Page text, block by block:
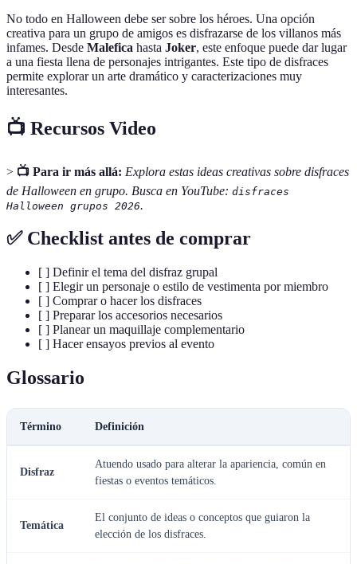
No todo en Halloween debe ser sobre los héroes. Una opción
creativa para un grupo de amigos es disfrazarse de los villanos más
infames. Desde Malefica hasta Joker, este enfoque puede dar lugar
a una fiesta llena de personajes intrigantes. Este tipo de disfraces
permite explorar un arte dramático y caracterizaciones muy
interesantes.
📺 Recursos Video
> 📺 Para ir más allá: Explora estas ideas creativas sobre disfraces
de Halloween en grupo. Busca en YouTube: disfraces
Halloween grupos 2026.
✅ Checklist antes de comprar
[ ] Definir el tema del disfraz grupal
[ ] Elegir un personaje o estilo de vestimenta por miembro
[ ] Comprar o hacer los disfraces
[ ] Preparar los accesorios necesarios
[ ] Planear un maquillaje complementario
[ ] Hacer ensayos previos al evento
Glossario
Término Definición
Disfraz
Atuendo usado para alterar la apariencia, común en
fiestas o eventos temáticos.
Temática
El conjunto de ideas o conceptos que guiaron la
elección de los disfraces.